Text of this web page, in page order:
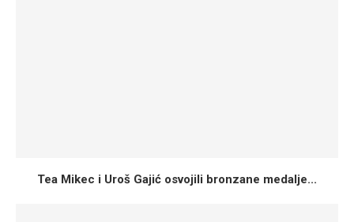
Tea Mikec i Uroš Gajić osvojili bronzane medalje...